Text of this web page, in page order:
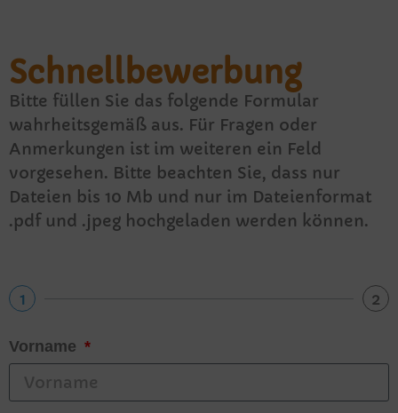
Schnellbewerbung
Bitte füllen Sie das folgende Formular
wahrheitsgemäß aus. Für Fragen oder
Anmerkungen ist im weiteren ein Feld
vorgesehen. Bitte beachten Sie, dass nur
Dateien bis 10 Mb und nur im Dateienformat
.pdf und .jpeg hochgeladen werden können.
1 2
Vorname